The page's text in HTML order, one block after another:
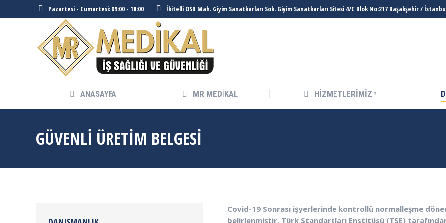
Pazartesi - Cumartesi: 09:00 - 18:00 İkitelli OSB Mah. Giyim Sanatkarları Sok. Giyim Sanatkarları Sitesi 4/C Blok No:217 Başakşehir /
ANASAYFA MR MEDİKAL HİZMETLERİMİZ
GÜVENLİ ÜRETİM BELGESİ
Covid-19 Sonrası işyerlerinde kontrollü normalleşme
belirlenmiştir. Türk Standartları Enstitüsü (TSE)
ANASAYFA